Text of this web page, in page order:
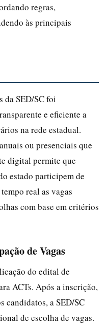
regras,
às principais
da SED/SC foi
e eficiente a
na rede estadual.
ou presenciais que
digital permite que
estado participem de
real as vagas
com base em critérios
de Vagas
do edital de
ACTs. Após a inscrição,
candidatos, a SED/SC
de escolha de vagas.